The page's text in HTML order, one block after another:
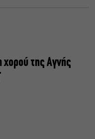
χορού της Αγνής